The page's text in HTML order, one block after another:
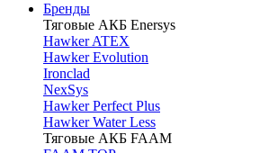
Бренды
Тяговые АКБ Enersys
Hawker ATEX
Hawker Evolution
Ironclad
NexSys
Hawker Perfect Plus
Hawker Water Less
Тяговые АКБ FAAM